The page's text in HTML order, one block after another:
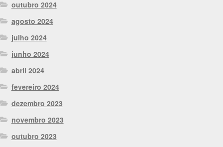
outubro 2024
agosto 2024
julho 2024
junho 2024
abril 2024
fevereiro 2024
dezembro 2023
novembro 2023
outubro 2023